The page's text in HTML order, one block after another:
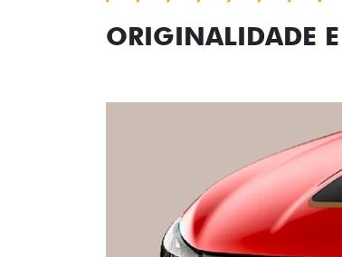
ORIGINALIDADE